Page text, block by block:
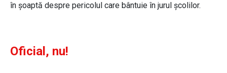
în șoaptă despre pericolul care bântuie în jurul școlilor.
Oficial, nu!